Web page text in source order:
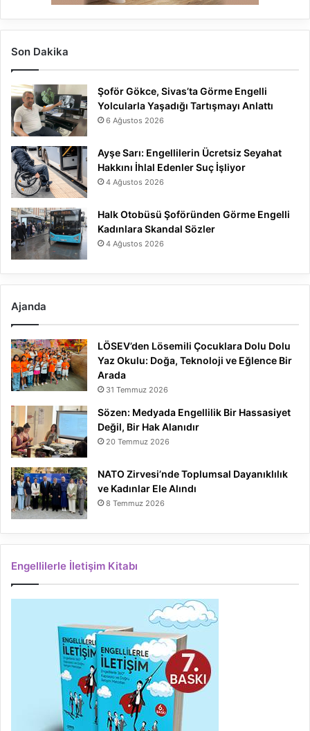
Son Dakika
Şoför Gökce, Sivas’ta Görme Engelli
Yolcularla Yaşadığı Tartışmayı Anlattı
6 Ağustos 2026
Ayşe Sarı: Engellilerin Ücretsiz Seyahat
Hakkını İhlal Edenler Suç İşliyor
4 Ağustos 2026
Halk Otobüsü Şoföründen Görme Engelli
Kadınlara Skandal Sözler
4 Ağustos 2026
Ajanda
LÖSEV’den Lösemili Çocuklara Dolu Dolu
Yaz Okulu: Doğa, Teknoloji ve Eğlence Bir
Arada
31 Temmuz 2026
Sözen: Medyada Engellilik Bir Hassasiyet
Değil, Bir Hak Alanıdır
20 Temmuz 2026
NATO Zirvesi’nde Toplumsal Dayanıklılık
ve Kadınlar Ele Alındı
8 Temmuz 2026
Engellilerle İletişim Kitabı